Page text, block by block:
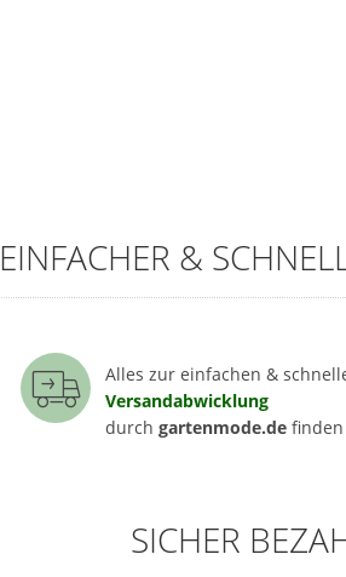
EINFACHER &
Alles zur einfachen &
Versandabwicklung
durch gartenmode.de finden
SICHER